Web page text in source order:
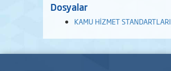
Dosyalar
KAMU HİZMET STANDARTLARI